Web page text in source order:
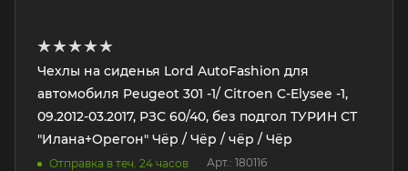
Чехлы на сиденья Lord AutoFashion для
автомобиля Peugeot 301 -1/ Citroen C-Elysee -1,
09.2012-03.2017, РЗС 60/40, без подгол ТУРИН СТ
"Илана+Орегон" Чёр / Чёр / чёр / Чёр
Отправка в теч. 24 часов Арт.: 180116